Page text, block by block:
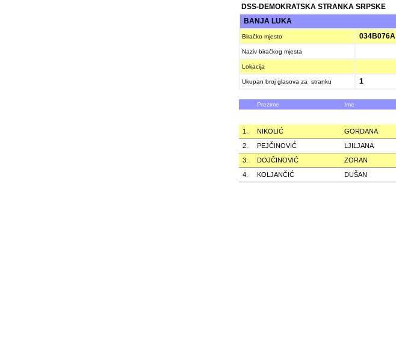
DSS-DEMOKRATSKA STRANKA SRPSKE
BANJA LUKA
Biračko mjesto 034B076A
Naziv biračkog mjesta
Lokacija
Ukupan broj glasova za stranku 1
Prezime Ime
1. NIKOLIĆ GORDANA
2.
PEJČINOVIĆ LJILJANA
3.
DOJČINOVIĆ ZORAN
4.
KOLJANČIĆ DUŠAN